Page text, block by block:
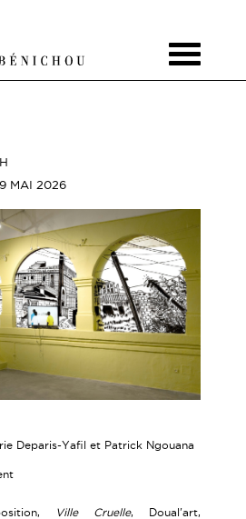
Toggle
MAI 2026
Deparis-Yafil et Patrick Ngouana
Ville Cruelle, Doual'art,